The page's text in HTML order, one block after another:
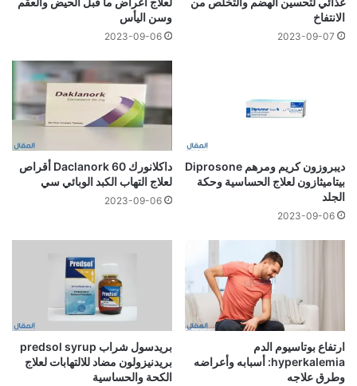
الانتفاخ
2023-09-07
وسن اليأس
2023-09-06
ديبروزون كريم ومرهم Diprosone
بيتاميثازون لعلاج الحساسية وحكة
الجلد
2023-09-06
داكلانورك 60 Daclanork أقراص
لعلاج التهاب الكبد الوبائي سي
2023-09-06
ارتفاع بوتاسيوم الدم
hyperkalemia: أسبابه وأعراضه
وطرق علاجه
بريدسول شراب predsol syrup
بريدنيزولون مضاد للالتهابات لعلاج
الكحة والحساسية